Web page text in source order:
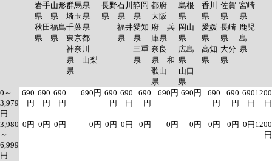
岩手
県
秋田
県
山形
県
福島
県
群馬県
埼玉県
千葉県
東京都
神奈川
県 山梨
県
長野
県
石川
県
福井
県
静岡
県
愛知
県
三重
県
都府
大阪
府 兵
庫県
奈良
県 和
歌山
県
島根
県
岡山
県
広島
県
山口
県
香川
県
愛媛
県
高知
県
佐賀
県
長崎
県
大分
県
宮崎
県
鹿児
島
県
0～
3,979
円
690
円
690
円
690
円
690円 690
円
690
円
690
円
690円 690円
690
円
690
円
690
円
1200
円
3,980
～
6,999
円
0円 0円 0円 0円 0円 0円 0円 0円 0円 0円 0円 0円 1200
円